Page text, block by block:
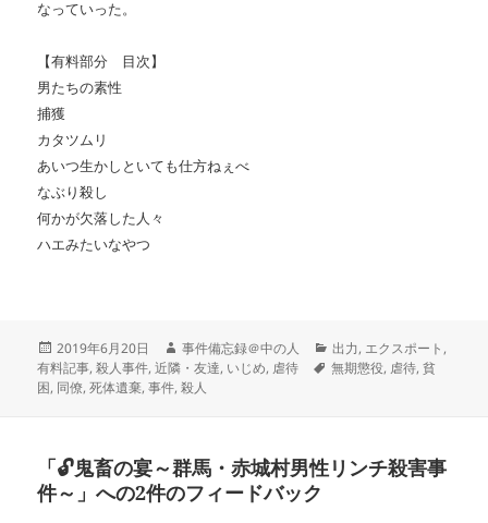
なっていった。
【有料部分 目次】
男たちの素性
捕獲
カタツムリ
あいつ生かしといても仕方ねぇべ
なぶり殺し
何かが欠落した人々
ハエみたいなやつ
投
稿
日:
2019年6月20日
作
成
者
事件備忘録＠中の人
カ
テ
出力, エクスポート ,
有料記事,殺人事件,近隣・友達, いじめ, 虐待
タ
無期懲役, 虐待,貧
困, 同僚,死体遺棄,事件,殺人
「🔓鬼畜の宴～群馬・赤城村男性リンチ殺害事
件～」への2件のフィードバック